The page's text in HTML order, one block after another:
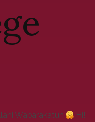
Wabarakatuh
.Hi!